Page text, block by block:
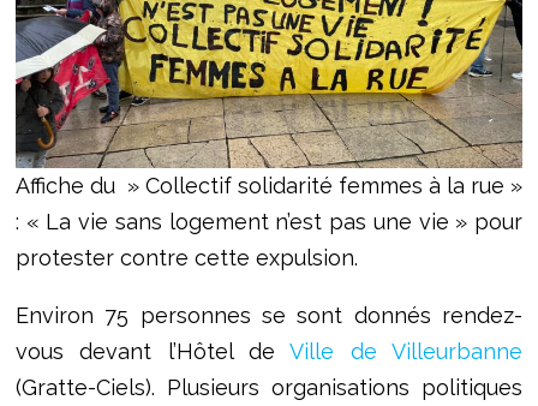
Affiche du » Collectif solidarité femmes à la rue »
: « La vie sans logement n’est pas une vie » pour
protester contre cette expulsion.
Environ 75 personnes se sont donnés rendez-
vous devant l’Hôtel deVille de Villeurbanne
(Gratte-Ciels). Plusieurs organisations politiques